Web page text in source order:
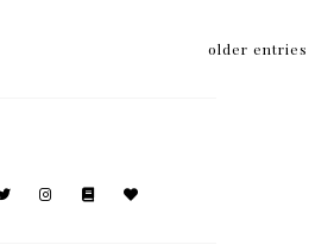
older entries